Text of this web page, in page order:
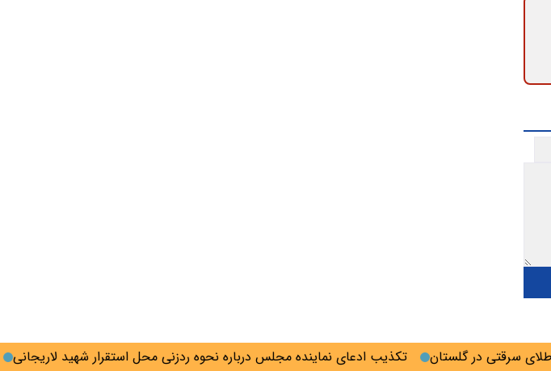
تکذیب ادعای نماینده مجلس درباره نحوه ردزنی محل استقرار شهید لاریجانی